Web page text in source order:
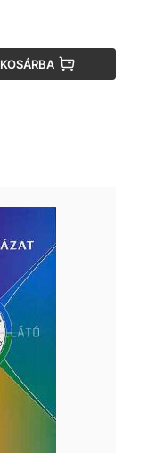
KOSÁRBA